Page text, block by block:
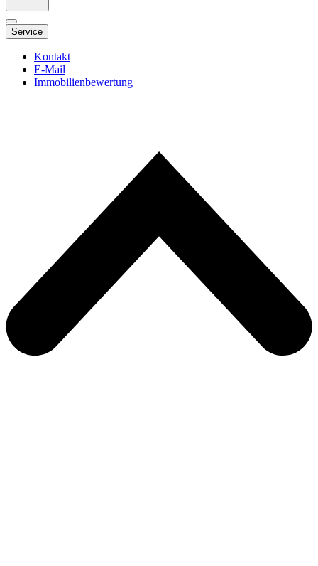
Service
Kontakt
E-Mail
Immobilienbewertung